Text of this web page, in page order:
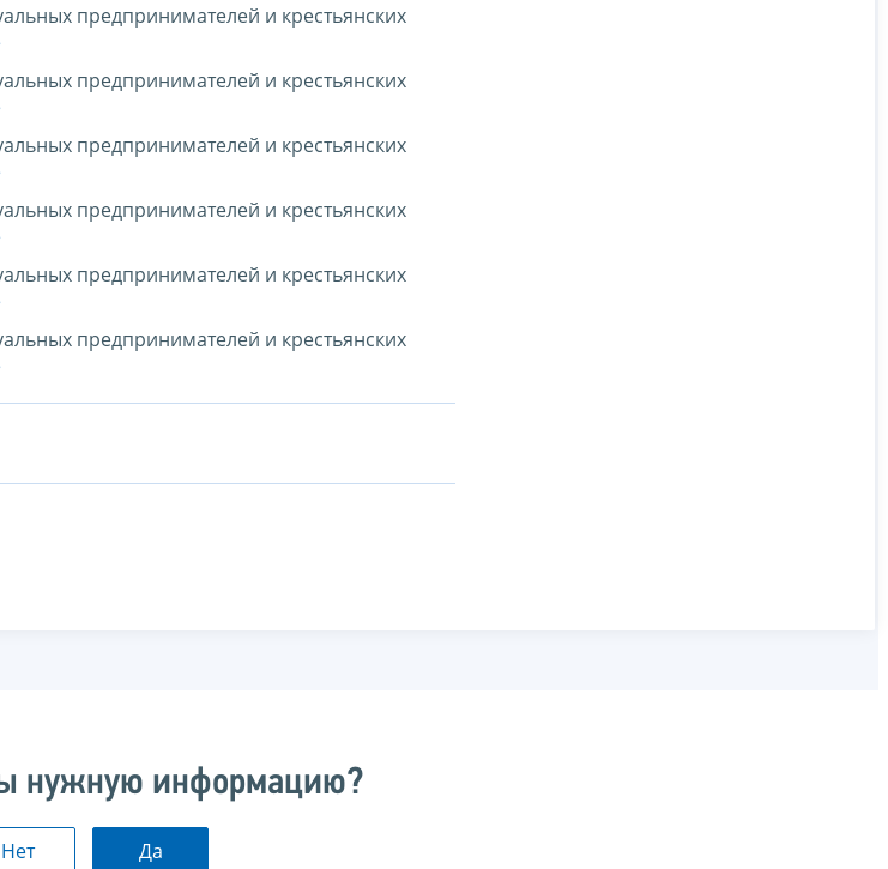
предпринимателей и крестьянских
предпринимателей и крестьянских
предпринимателей и крестьянских
предпринимателей и крестьянских
предпринимателей и крестьянских
предпринимателей и крестьянских
нужную информацию?
Нет Да